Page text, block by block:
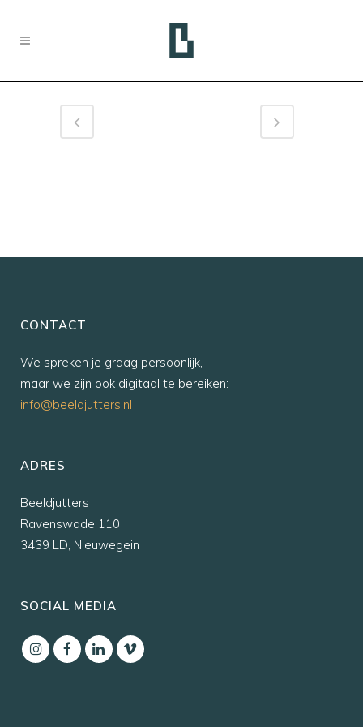
CONTACT
We spreken je graag persoonlijk,
maar we zijn ook digitaal te bereiken:
info@beeldjutters.nl
ADRES
Beeldjutters
Ravenswade 110
3439 LD, Nieuwegein
SOCIAL MEDIA